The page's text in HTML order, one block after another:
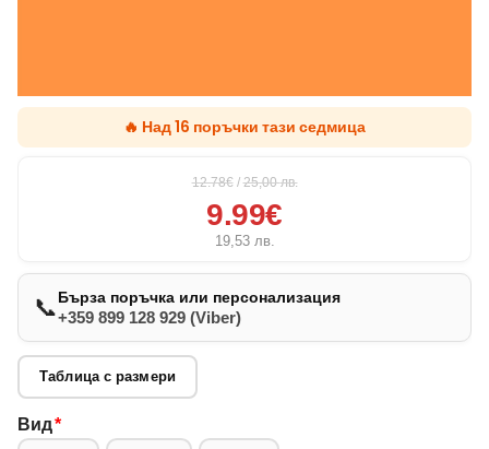
🔥 Над 16 поръчки тази седмица
12.78€ / 25,00лв.
9.99€
19,53 лв.
📞Бърза поръчка или персонализация
+359 899 128 929 (Viber)
Таблица с размери
Вид*